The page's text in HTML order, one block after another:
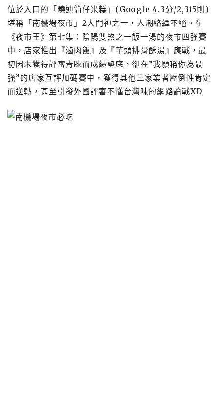
位於入口的「曉迪筒仔米糕」(Google 4.3分/2,315則)
堪稱「南機場夜市」2大門神之一，人潮絡繹不絕。在
《夜市王》第七集：陰陽雙煞之一飯一湯的夜市四強賽
中，店家推出『滷肉飯』及『芋頭排骨酥湯』應戰，最
初因未獲得評審青睞而成績墊底，卻在”我願稱你為最
強”的店家互評加碼賽中，獲得其他三家業者壓倒性肯定
而逆轉，甚至引發外國評審不懂台灣味的網路論戰XD